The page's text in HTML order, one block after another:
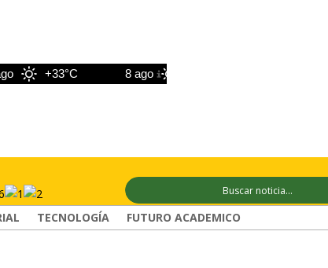
+33°C 8 ago +33°C
TECNOLOGÍA FUTURO ACADEMICO